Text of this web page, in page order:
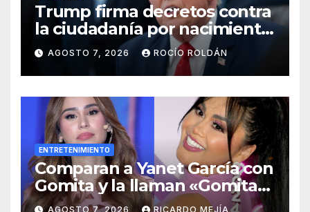
Trump firma decretos contra
la ciudadanía por nacimiento
y el ‘turismo de maternidad’
AGOSTO 7, 2026 ROCÍO ROLDÁN
ENTRETENIMIENTO
Comparan a Yanet García con
Gomita y la llaman «Gomita
Premium»
AGOSTO 7, 2026 RICARDO MEJÍA